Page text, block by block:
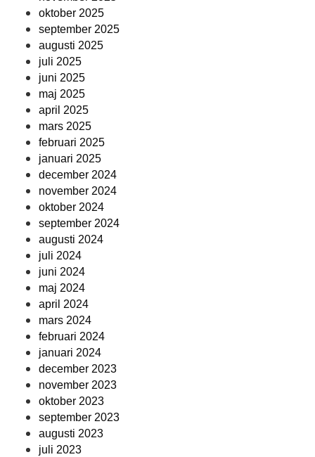
oktober 2025
september 2025
augusti 2025
juli 2025
juni 2025
maj 2025
april 2025
mars 2025
februari 2025
januari 2025
december 2024
november 2024
oktober 2024
september 2024
augusti 2024
juli 2024
juni 2024
maj 2024
april 2024
mars 2024
februari 2024
januari 2024
december 2023
november 2023
oktober 2023
september 2023
augusti 2023
juli 2023